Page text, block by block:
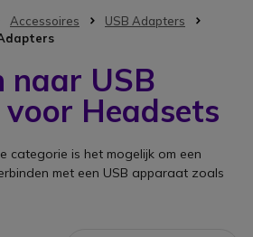
Accessoires
USB Adapters
naar USB
Headsets
categorie is het mogelijk om een
met een USB apparaat zoals